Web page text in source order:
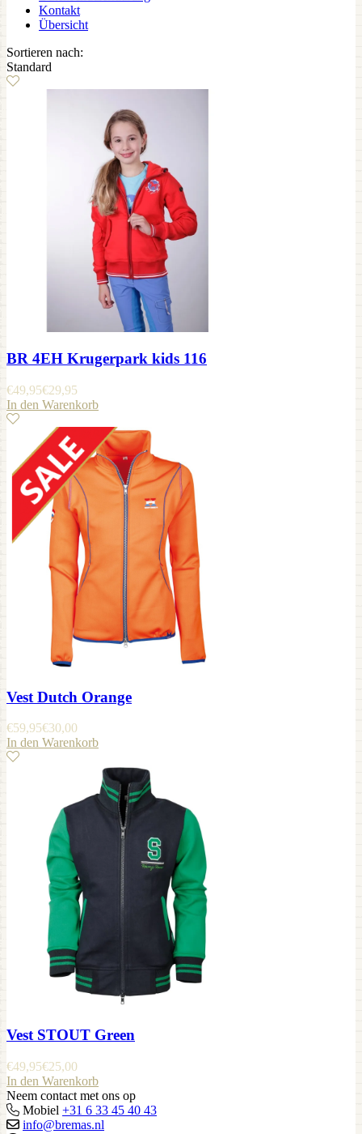
Kontakt
Übersicht
Sortieren nach:
Standard
BR 4EH Krugerpark kids 116
€49,95€29,95
In den Warenkorb
Vest Dutch Orange
€59,95€30,00
In den Warenkorb
Vest STOUT Green
€49,95€25,00
In den Warenkorb
Neem contact met ons op
Mobiel +31 6 33 45 40 43
info@bremas.nl